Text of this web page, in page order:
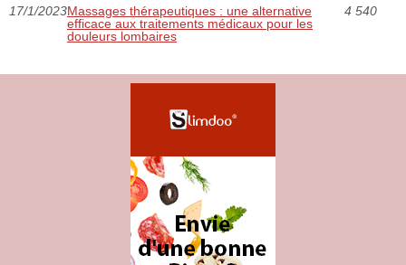
17/1/2023Massages thérapeutiques : une alternative
efficace aux traitements médicaux pour les
douleurs lombaires
4 540